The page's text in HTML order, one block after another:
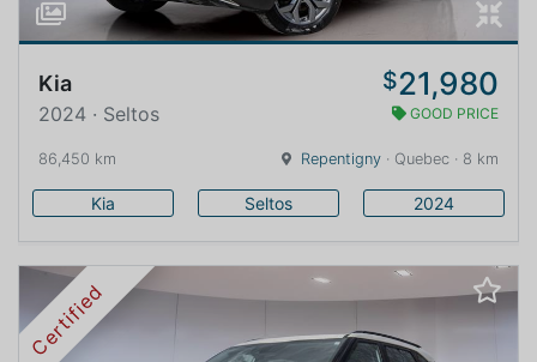
Kia $21,980
2024 · Seltos GOOD PRICE
86,450 km Repentigny · Quebec · 8 km
Kia Seltos 2024
Certified